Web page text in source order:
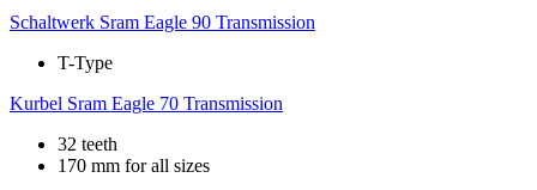
Schaltwerk Sram Eagle 90 Transmission
T-Type
Kurbel Sram Eagle 70 Transmission
32 teeth
170 mm for all sizes